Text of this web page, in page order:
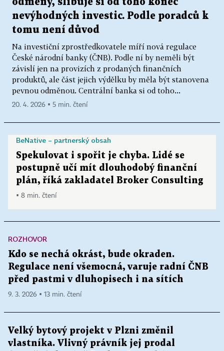
odměny, slibuje si od toho konec
nevýhodných investic. Podle poradců k
tomu není důvod
Na investiční zprostředkovatele míří nová regulace
České národní banky (ČNB). Podle ní by neměli být
závislí jen na provizích z prodaných finančních
produktů, ale část jejich výdělku by měla být stanovena
pevnou odměnou. Centrální banka si od toho...
20. 4. 2026 ▪ 5 min. čtení
BeNative – partnerský obsah
Spekulovat i spořit je chyba. Lidé se
postupně učí mít dlouhodobý finanční
plán, říká zakladatel Broker Consulting
▪ 8 min. čtení
ROZHOVOR
Kdo se nechá okrást, bude okraden.
Regulace není všemocná, varuje radní ČNB
před pastmi v dluhopisech i na sítích
9. 3. 2026 ▪ 13 min. čtení
Velký bytový projekt v Plzni změnil
vlastníka. Vlivný právník jej prodal